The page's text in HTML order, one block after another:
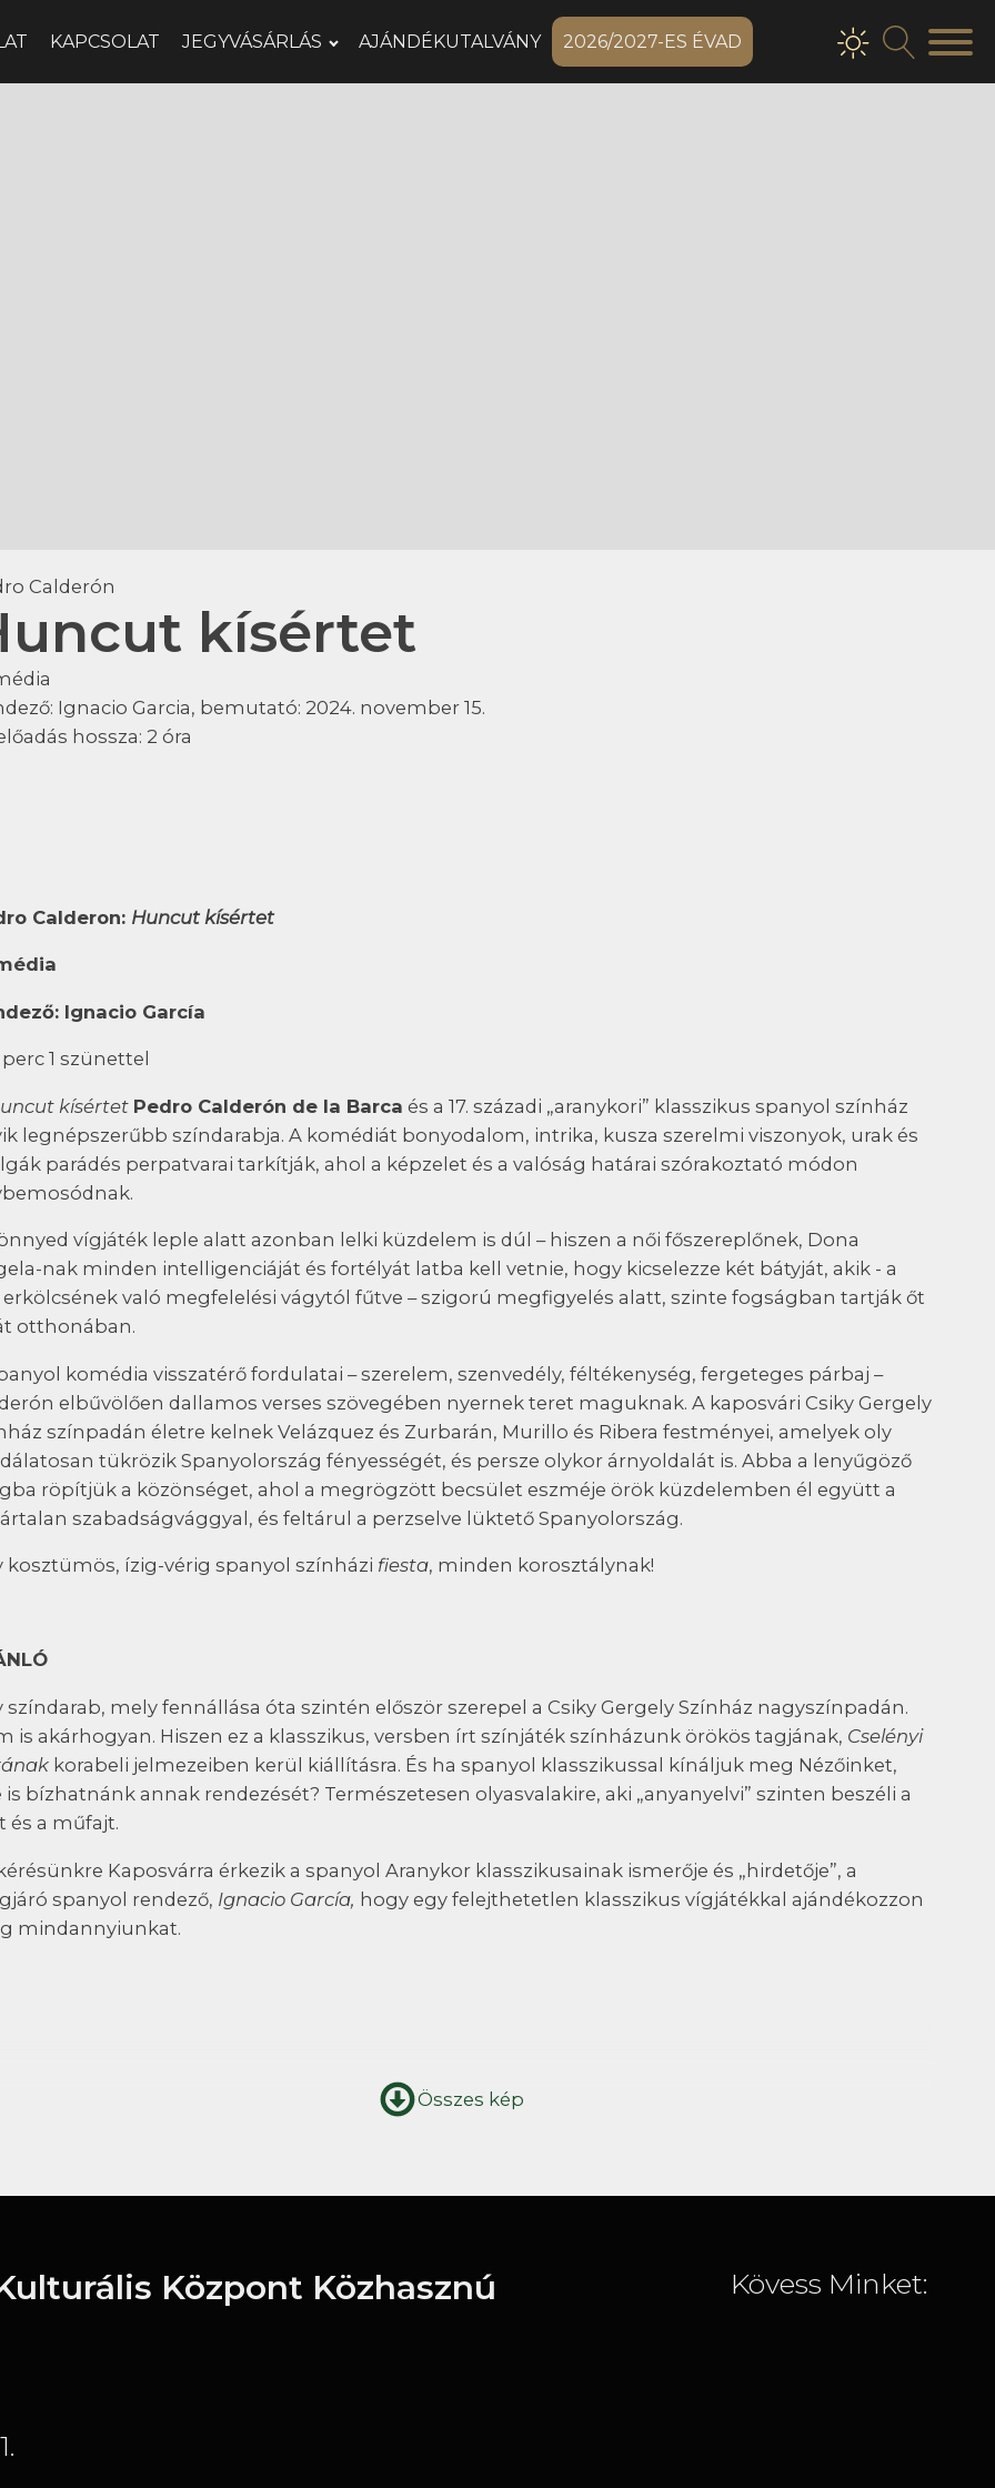
KAPCSOLAT JEGYVÁSÁRLÁS AJÁNDÉKUTALVÁNY 2026/2027-ES ÉVAD
Calderón
kísértet
Ignacio Garcia, bemutató: 2024. november 15.
hossza: 2 óra
Calderon: Huncut kísértet
Ignacio García
perc 1 szünettel
kísértet Pedro Calderón de la Barca és a 17. századi „aranykori” klasszikus spanyol színház
legnépszerűbb színdarabja. A komédiát bonyodalom, intrika, kusza szerelmi viszonyok, urak és
parádés perpatvarai tarkítják, ahol a képzelet és a valóság határai szórakoztató módon
vígjáték leple alatt azonban lelki küzdelem is dúl – hiszen a női főszereplőnek, Dona
nak minden intelligenciáját és fortélyát latba kell vetnie, hogy kicselezze két bátyját, akik - a
erkölcsének való megfelelési vágytól fűtve – szigorú megfigyelés alatt, szinte fogságban tartják őt
otthonában.
komédia visszatérő fordulatai – szerelem, szenvedély, féltékenység, fergeteges párbaj –
elbűvölően dallamos verses szövegében nyernek teret maguknak. A kaposvári Csiky Gergely
színpadán életre kelnek Velázquez és Zurbarán, Murillo és Ribera festményei, amelyek oly
tükrözik Spanyolország fényességét, és persze olykor árnyoldalát is. Abba a lenyűgöző
röpítjük a közönséget, ahol a megrögzött becsület eszméje örök küzdelemben él együtt a
szabadságvággyal, és feltárul a perzselve lüktető Spanyolország.
kosztümös, ízig-vérig spanyol színházi fiesta, minden korosztálynak!
színdarab, mely fennállása óta szintén először szerepel a Csiky Gergely Színház nagyszínpadán.
is akárhogyan. Hiszen ez a klasszikus, versben írt színjáték színházunk örökös tagjának, Cselényi
korabeli jelmezeiben kerül kiállításra. És ha spanyol klasszikussal kínáljuk meg Nézőinket,
is bízhatnánk annak rendezését? Természetesen olyasvalakire, aki „anyanyelvi” szinten beszéli a
és a műfajt.
Kaposvárra érkezik a spanyol Aranykor klasszikusainak ismerője és „hirdetője”, a
spanyol rendező, Ignacio García, hogy egy felejthetetlen klasszikus vígjátékkal ajándékozzon
mindannyiunkat.
Összes kép
Központ Közhasznú
Kövess Minket: